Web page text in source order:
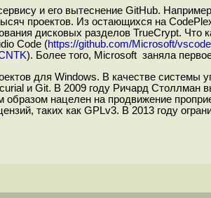
и его вытеснение GitHub.
проектов. Из остающихся на
дисковых разделов TrueCrypt. Что
Code (https://github.com/Microsoft/vscode
). Более того, Microsoft заняла
для Windows. В качестве системы
и Git. В 2009 году Ричард Столлман
образом нацелен на продвижение
таких как GPLv3. В 2013 году